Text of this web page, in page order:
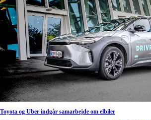
Toyota og Uber indgår samarbejde om elbiler